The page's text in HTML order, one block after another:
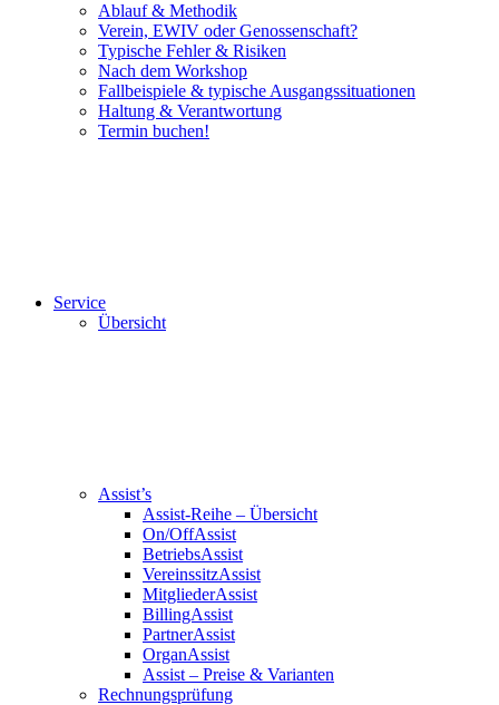
Ablauf & Methodik
Verein, EWIV oder Genossenschaft?
Typische Fehler & Risiken
Nach dem Workshop
Fallbeispiele & typische Ausgangssituationen
Haltung & Verantwortung
Termin buchen!
Service
Übersicht
Assist’s
Assist-Reihe – Übersicht
On/OffAssist
BetriebsAssist
VereinssitzAssist
MitgliederAssist
BillingAssist
PartnerAssist
OrganAssist
Assist – Preise & Varianten
Rechnungsprüfung